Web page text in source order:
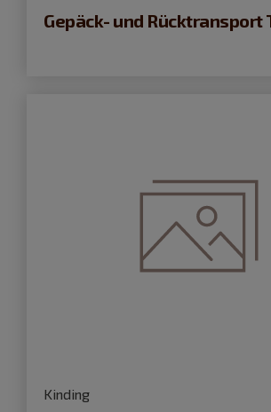
Gepäck- und Rücktransport
Kinding